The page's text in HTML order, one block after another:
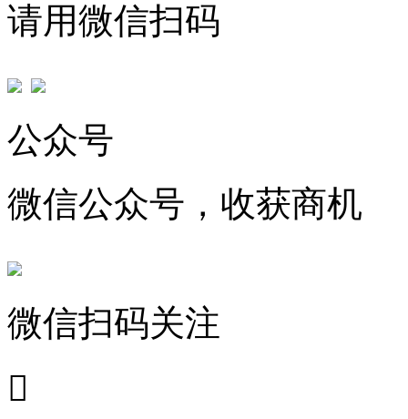
请用微信扫码
公众号
微信公众号，收获商机
微信扫码关注
